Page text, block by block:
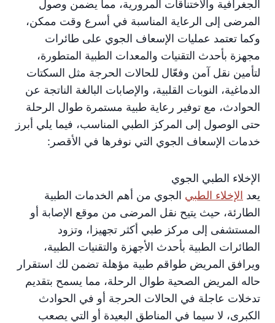
الجغرافية والاختناقات المرورية، مما يضمن وصول
المرضى إلى الرعاية المناسبة في أسرع وقت ممكن،
وكما تعتمد عمليات الإسعاف الجوي على طائرات
مجهزة بأحدث التقنيات والمعدات الطبية المتطورة،
لتأمين نقل آمن وفعّال للحالات الحرجة مثل السكتات
الدماغية، النوبات القلبية، والإصابات البالغة الناتجة عن
الحوادث، مع توفير رعاية طبية مستمرة طوال الرحلة
حتى الوصول إلى المركز الطبي المناسب، فيما يلي أبرز
خدمات الإسعاف الجوي التي نوفرها في الأقصر:
الإخلاء الطبي الجوي
يعد الإخلاء الطبي الجوي من أهم الخدمات الطبية
الطارئة، حيث يتيح نقل المرضى من موقع الإصابة أو
المستشفى إلى مركز طبي أكثر تجهيزا، وتزود
الطائرات الطبية بأحدث الأجهزة والتقنيات الطبية،
ويرافق المريض طواقم طبية مؤهلة تضمن لك استقرار
حاله المريض الصحية طوال الرحلة، مما يسمح بتقديم
تدخلات عاجلة في الحالات الحرجة أو في الحوادث
الكبرى، لا سيما في المناطق البعيدة أو التي يصعب